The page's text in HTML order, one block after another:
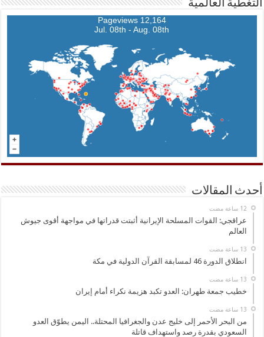
التغطية العالمية
12,164 Pageviews
Jul. 08th - Aug. 08th
أحدث المقالات
عراقجي: القوات المسلحة الإيرانية أثبتت قدراتها في مواجهة أقوى جيوش
العالم
انطلاق الدورة 46 لمسابقة القرآن الدولية في مكة
خطيب جمعة طهران: العدو تكبد هزيمة نكراء أمام إيران
من البحر الأحمر إلى خليج عدن والجغرافيا المحتلة.. اليمن يطوّق العدو
السعودي بقدرة رصد واستهداف قاتلة